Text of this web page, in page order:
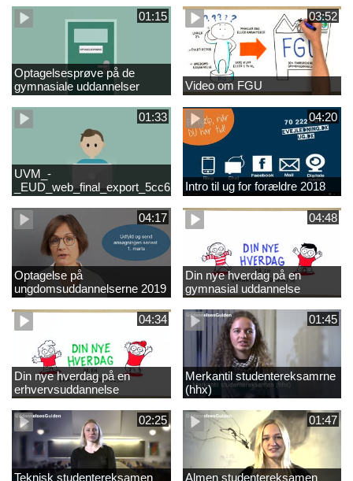
01:15
Optagelsesprøve på de
gymnasiale uddannelser
03:52
Video om FGU
01:33
UVM_-
04:20
Intro til ug for forældre 2018
04:17
Optagelse på
ungdomsuddannelserne 2019
04:48
Din nye hverdag på en
gymnasial uddannelse
04:34
Din nye hverdag på en
erhvervsuddannelse
01:45
Merkantil studentereksamrne
(hhx)
02:25
Teknisk studentereksamen
01:47
Almen studentereksamen